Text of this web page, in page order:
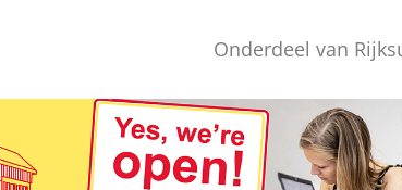
Onderdeel van